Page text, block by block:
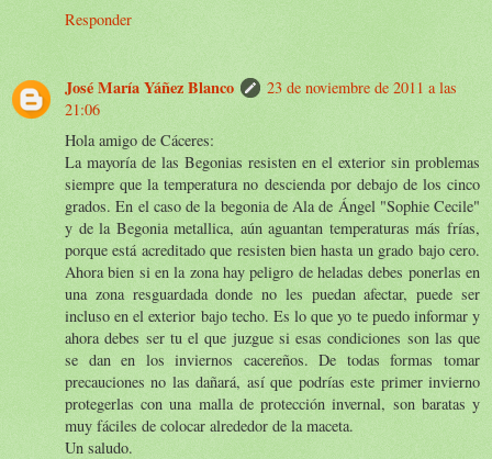
Responder
José María Yáñez Blanco
23 de noviembre de 2011 a las
21:06
Hola amigo de Cáceres:
La mayoría de las Begonias resisten en el exterior sin problemas
siempre que la temperatura no descienda por debajo de los cinco
grados. En el caso de la begonia de Ala de Ángel "Sophie Cecile"
y de la Begonia metallica, aún aguantan temperaturas más frías,
porque está acreditado que resisten bien hasta un grado bajo cero.
Ahora bien si en la zona hay peligro de heladas debes ponerlas en
una zona resguardada donde no les puedan afectar, puede ser
incluso en el exterior bajo techo. Es lo que yo te puedo informar y
ahora debes ser tu el que juzgue si esas condiciones son las que
se dan en los inviernos cacereños. De todas formas tomar
precauciones no las dañará, así que podrías este primer invierno
protegerlas con una malla de protección invernal, son baratas y
muy fáciles de colocar alrededor de la maceta.
Un saludo.